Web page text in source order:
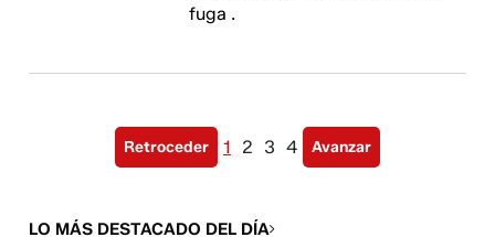
fuga ​​​​​​.
Retroceder 1 2 3 4 Avanzar
LO MÁS DESTACADO DEL DÍA